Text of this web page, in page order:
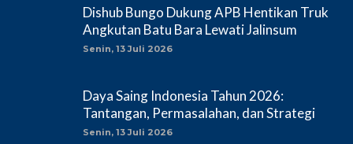
Dishub Bungo Dukung APB Hentikan Truk
Angkutan Batu Bara Lewati Jalinsum
Senin, 13 Juli 2026
Daya Saing Indonesia Tahun 2026:
Tantangan, Permasalahan, dan Strategi
Senin, 13 Juli 2026